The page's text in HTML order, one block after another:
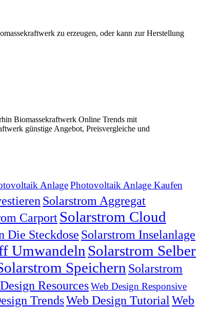
zu erzeugen, oder kann zur Herstellung
Biomassekraftwerk Online Trends mit
günstige Angebot, Preisvergleiche und
AnlagePhotovoltaik Anlage Kaufen
Solarstrom Aggregat
Carport Solarstrom Cloud
Die Steckdose Solarstrom Inselanlage
Umwandeln Solarstrom Selber
Speichern Solarstrom
ResourcesWeb Design Responsive
TrendsWeb Design Tutorial Web